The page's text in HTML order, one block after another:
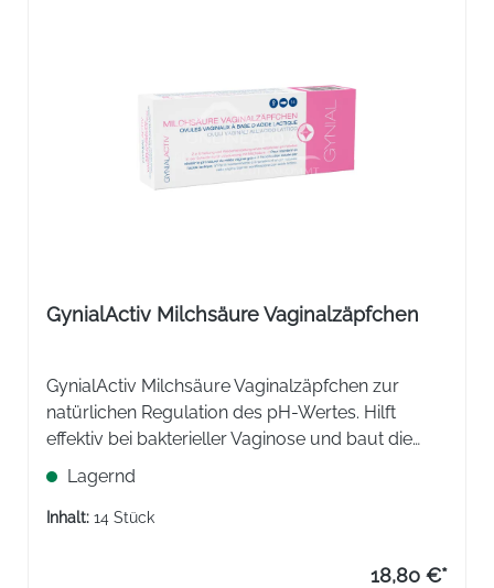
GynialActiv Milchsäure Vaginalzäpfchen
GynialActiv Milchsäure Vaginalzäpfchen zur
natürlichen Regulation des pH-Wertes. Hilft
effektiv bei bakterieller Vaginose und baut die
Vaginalflora schonend wieder auf. Jetzt online
bestellen für spürbares Wohlbefinden und
Schutz.
Lagernd
Inhalt: 14 Stück
18,80 €*